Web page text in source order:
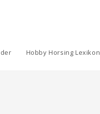
Hobby Horsing Lexikon